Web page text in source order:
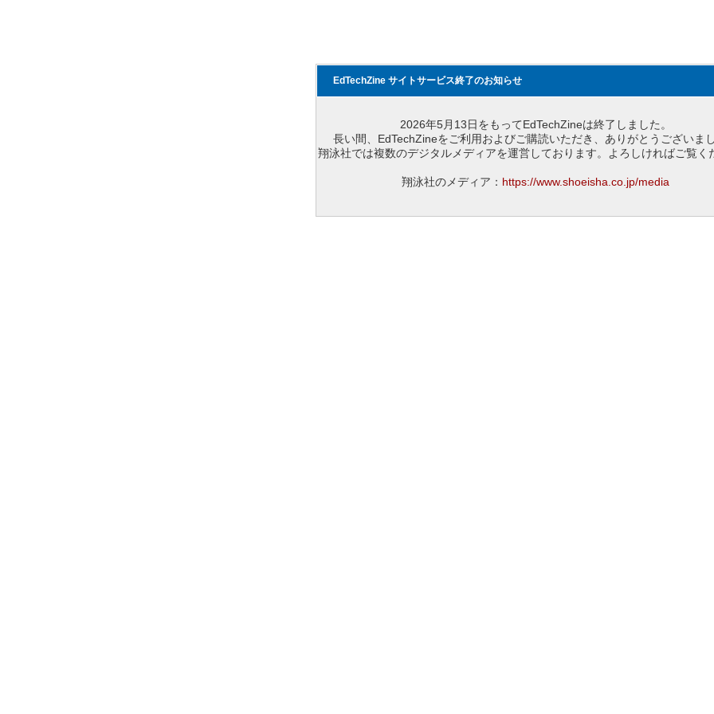
EdTechZine サイトサービス終了のお知らせ
2026年5月13日をもってEdTechZineは終了しました。
長い間、EdTechZineをご利用およびご購読いただき、ありがとうございまし
翔泳社では複数のデジタルメディアを運営しております。よろしければご覧く
翔泳社のメディア： https://www.shoeisha.co.jp/media